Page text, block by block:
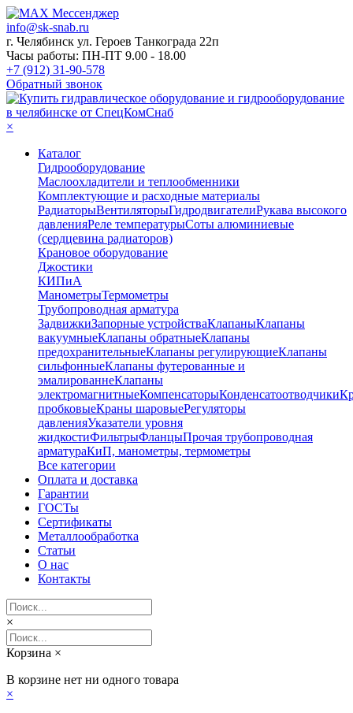
info@sk-snab.ru
г. Челябинск ул. Героев Танкограда 22п
Часы работы: ПН-ПТ 9.00 - 18.00
+7 (912) 31-90-578
Обратный звонок
×
Каталог
Гидрооборудование
Маслоохладители и теплообменники
Комплектующие и расходные материалы
РадиаторыВентиляторыГидродвигателиРукава высокого
давленияРеле температурыСоты алюминиевые
(сердцевина радиаторов)
Крановое оборудование
Джостики
КИПиА
МанометрыТермометры
Трубопроводная арматура
ЗадвижкиЗапорные устройстваКлапаныКлапаны
вакуумныеКлапаны обратныеКлапаны
предохранительныеКлапаны регулирующиеКлапаны
сильфонныеКлапаны футерованные и
эмалированнеКлапаны
электромагнитныеКомпенсаторыКонденсатоотводчики
пробковыеКраны шаровыеРегуляторы
давленияУказатели уровня
жидкостиФильтрыФланцыПрочая трубопроводная
арматураКиП, манометры, термометры
Все категории
Оплата и доставка
Гарантии
ГОСТы
Сертификаты
Металлообработка
Статьи
О нас
Контакты
×
Корзина ×
В корзине нет ни одного товара
×